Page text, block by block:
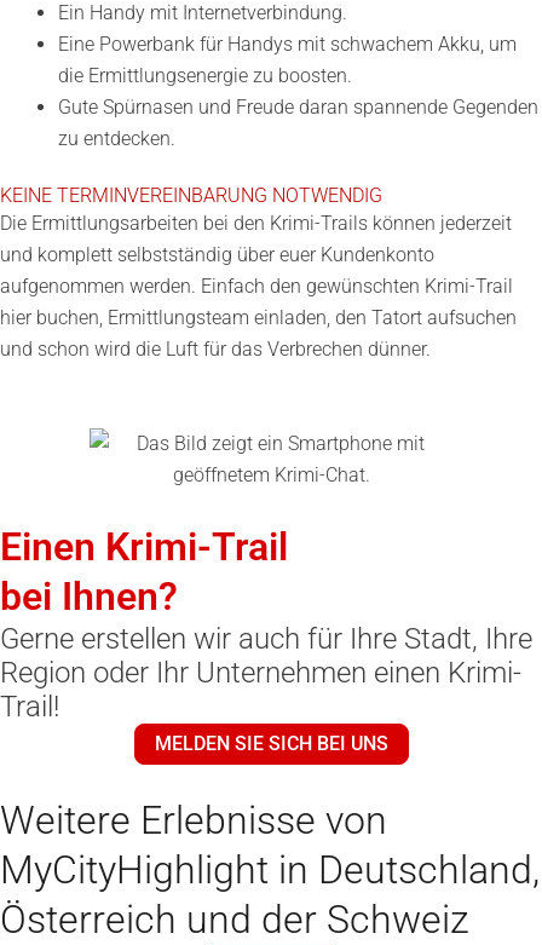
Ein Handy mit Internetverbindung.
Eine Powerbank für Handys mit schwachem Akku, um
die Ermittlungsenergie zu boosten.
Gute Spürnasen und Freude daran spannende Gegenden
zu entdecken.
KEINE TERMINVEREINBARUNG NOTWENDIG
Die Ermittlungsarbeiten bei den Krimi-Trails können jederzeit
und komplett selbstständig über euer Kundenkonto
aufgenommen werden. Einfach den gewünschten Krimi-Trail
hier buchen, Ermittlungsteam einladen, den Tatort aufsuchen
und schon wird die Luft für das Verbrechen dünner.
Einen Krimi-Trail
bei Ihnen?
Gerne erstellen wir auch für Ihre Stadt, Ihre
Region oder Ihr Unternehmen einen Krimi-
Trail!
MELDEN SIE SICH BEI UNS
Weitere Erlebnisse von
MyCityHighlight in Deutschland,
Österreich und der Schweiz